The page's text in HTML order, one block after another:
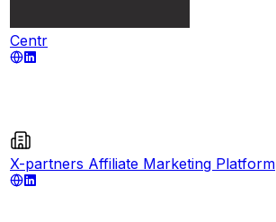
Centr
X-partners Affiliate Marketing Platform